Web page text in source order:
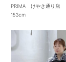
PRIMA けやき通り店
153cm